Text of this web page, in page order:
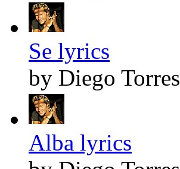
Se lyrics
by Diego Torres
Alba lyrics